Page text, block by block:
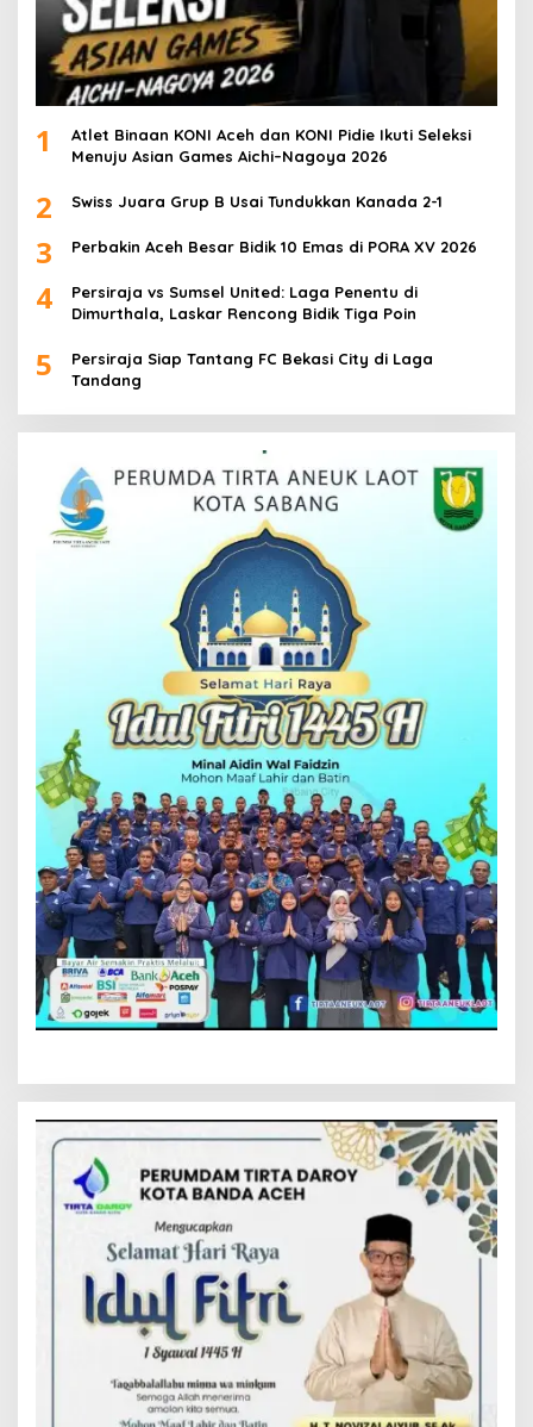
1
Atlet Binaan KONI Aceh dan KONI Pidie Ikuti Seleksi
Menuju Asian Games Aichi–Nagoya 2026
2 Swiss Juara Grup B Usai Tundukkan Kanada 2-1
3 Perbakin Aceh Besar Bidik 10 Emas di PORA XV 2026
4
Persiraja vs Sumsel United: Laga Penentu di
Dimurthala, Laskar Rencong Bidik Tiga Poin
5
Persiraja Siap Tantang FC Bekasi City di Laga
Tandang